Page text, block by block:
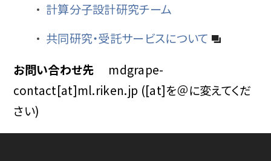
計算分子設計研究チーム
共同研究・受託サービスについて
お問い合わせ先 mdgrape-
contact[at]ml.riken.jp ([at]を＠に変えてくだ
さい)